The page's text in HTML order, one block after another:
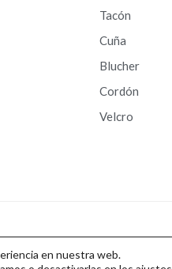
Tacón
Cuña
Blucher
Cordón
Velcro
en nuestra web.